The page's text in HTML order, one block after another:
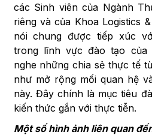
các Sinh viên của Ngành
riêng và của Khoa Logistics
nói chung được tiếp xúc
trong lĩnh vực đào tạo của
nghe những chia sẻ thực tế
như mở rộng mối quan hệ
này. Đây chính là mục tiêu
kiến thức gắn với thực tiễn.
Một số hình ảnh liên quan